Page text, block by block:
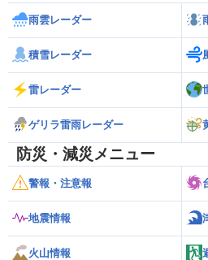
雨雲レーダー
積雪レーダー
雷レーダー
ゲリラ雷雨レーダー
防災・減災メニュー
警報・注意報
地震情報
火山情報